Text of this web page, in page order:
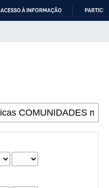
ACESSO À INFORMAÇÃO